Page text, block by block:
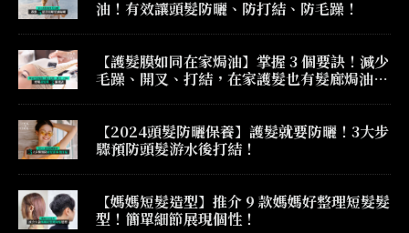
油！有效讓頭髮防曬、防打結、防毛躁！
【護髮膜如同在家焗油】掌握 3 個要訣！減少
毛躁、開叉、打結，在家護髮也有髮廊焗油效
【2024頭髮防曬保養】護髮就要防曬！3大步
驟預防頭髮游水後打結！
【媽媽短髮造型】推介 9 款媽媽好整理短髮髮
型！簡單細節展現個性！